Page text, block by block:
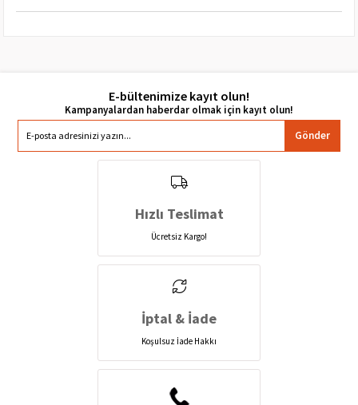
E-bültenimize kayıt olun!
Gönder
Hızlı Teslimat
Ücretsiz Kargo!
İptal & İade
Koşulsuz İade Hakkı